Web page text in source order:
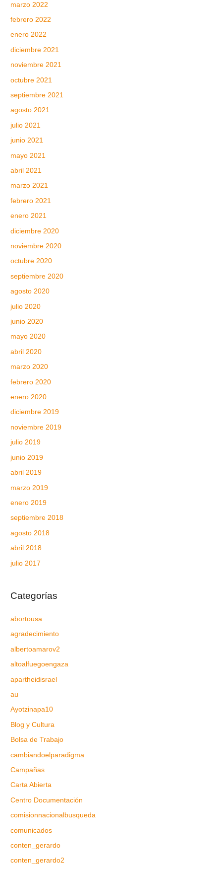
marzo 2022
febrero 2022
enero 2022
diciembre 2021
noviembre 2021
octubre 2021
septiembre 2021
agosto 2021
julio 2021
junio 2021
mayo 2021
abril 2021
marzo 2021
febrero 2021
enero 2021
diciembre 2020
noviembre 2020
octubre 2020
septiembre 2020
agosto 2020
julio 2020
junio 2020
mayo 2020
abril 2020
marzo 2020
febrero 2020
enero 2020
diciembre 2019
noviembre 2019
julio 2019
junio 2019
abril 2019
marzo 2019
enero 2019
septiembre 2018
agosto 2018
abril 2018
julio 2017
Categorías
abortousa
agradecimiento
albertoamarov2
altoalfuegoengaza
apartheidisrael
au
Ayotzinapa10
Blog y Cultura
Bolsa de Trabajo
cambiandoelparadigma
Campañas
Carta Abierta
Centro Documentación
comisionnacionalbusqueda
comunicados
conten_gerardo
conten_gerardo2